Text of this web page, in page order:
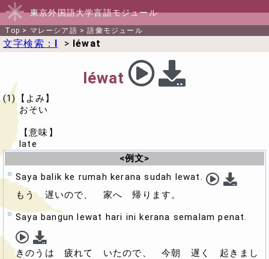
東京外国語大学言語モジュール
Top > マレーシア語 >語彙モジュール
文字検索： l > léwat
léwat
(1)【よみ】
おそい
【意味】
late
<例文>
Saya balik ke rumah kerana sudah lewat.
もう 遅いので、 家へ 帰ります。
Saya bangun lewat hari ini kerana semalam penat.
きのうは 疲れて いたので、 今朝 遅く
起きまし